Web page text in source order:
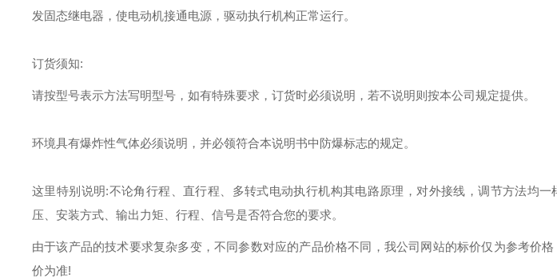
发固态继电器，使电动机接通电源，驱动执行机构正常运行。
订货须知:
请按型号表示方法写明型号，如有特殊要求，订货时必须说明，若不说明则按本公司规定提供。
环境具有爆炸性气体必须说明，并必领符合本说明书中防爆标志的规定。
这里特别说明:不论角行程、直行程、多转式电动执行机构其电路原理，对外接线，调节方法均
压、安装方式、输出力矩、行程、信号是否符合您的要求。
由于该产品的技术要求复杂多变，不同参数对应的产品价格不同，我公司网站的标价仅为参考价
价为准!